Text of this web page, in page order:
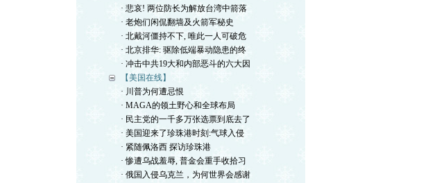
· 悲哀! 两位防长为解放台湾中箭落
· 老炮们闲侃翻墙及火箭军秘史
· 北戴河僵持不下, 唯此一人可破危
· 北京排华: 驱除低端暴动隐患的终
· 冲击中共19大和内部恶斗的六大因
【美国在线】
· 川普为何遭忌恨
· MAGA的领土野心和全球布局
· 民主党的一千多万张选票到底去了
· 美国迎来了珍珠港时刻:气球入侵
· 紧随佩洛西 探访珍珠港
· 惨遭乌战羞辱, 普金会重手收拾习
· 俄国入侵乌克兰，为何世界会感谢